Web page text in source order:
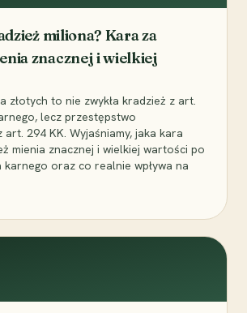
miliona? Kara za
znacznej i wielkiej
złotych to nie zwykła kradzież z art.
lecz przestępstwo
294 KK. Wyjaśniamy, jaka kara
mienia znacznej i wielkiej wartości po
oraz co realnie wpływa na